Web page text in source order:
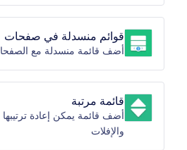
قوائم منسدلة في صفحات
أضف قائمة منسدلة مع
قائمة مرتبة
أضف قائمة يمكن إعادة
والإفلات